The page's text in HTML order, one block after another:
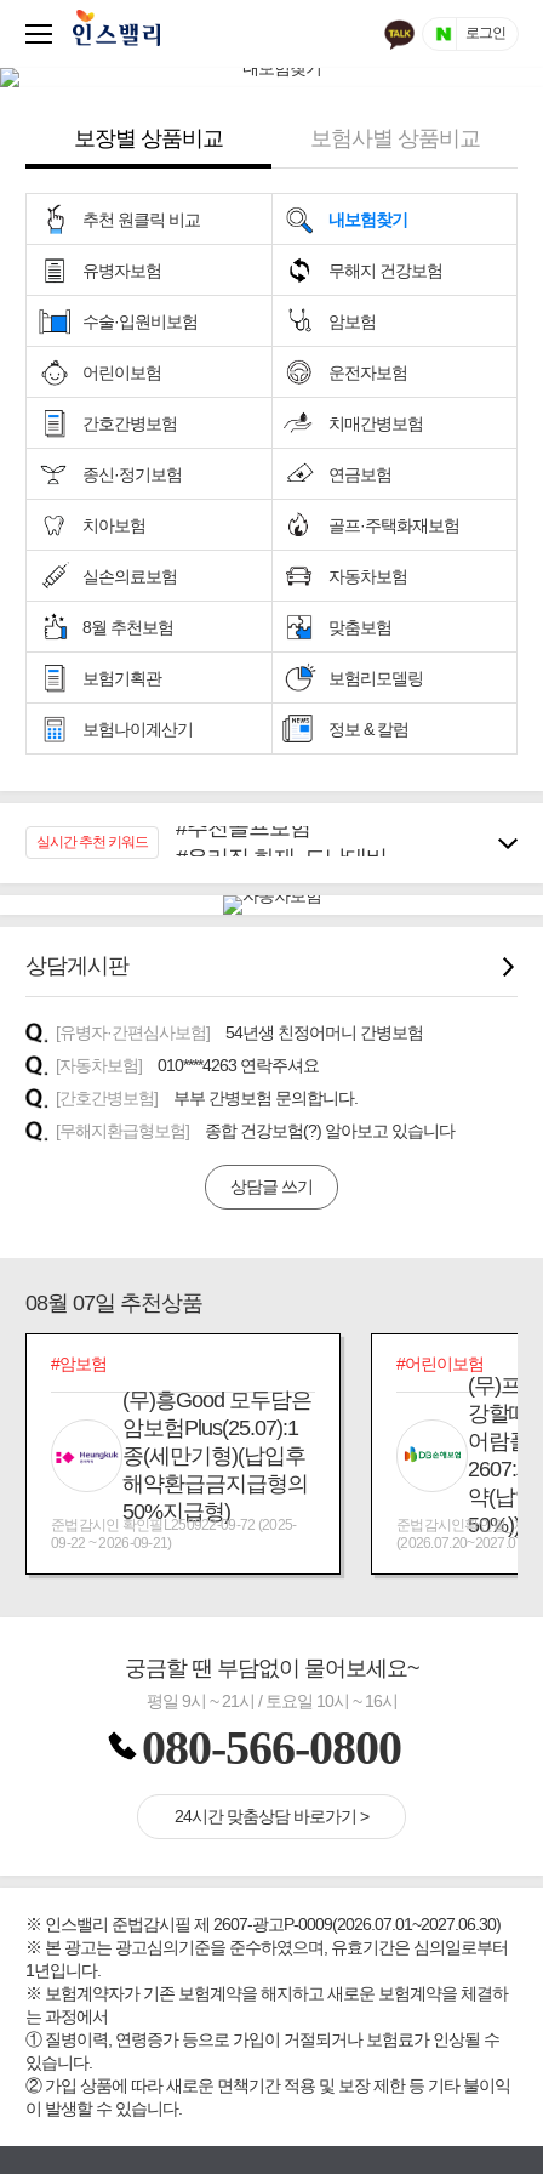
로그인
보장별 상품비교 보험사별 상품비교
추천 원클릭 비교 내보험찾기
유병자보험 무해지 건강보험
수술·입원비보험 암보험
어린이보험 운전자보험
간호간병보험 치매간병보험
종신·정기보험 연금보험
치아보험 골프·주택화재보험
실손의료보험 자동차보험
8월 추천보험 맞춤보험
보험기획관 보험리모델링
보험나이계산기 정보 & 칼럼
실시간 추천 키워드
#우리집 화재, 도난대비
#임플란트, 치아치료보장
#무해지 건강보험
#바뀌기전에 4세대 가입
상담게시판
[유병자·간편심사보험]
54년생 친정어머니 간병보험
[자동차보험]
010****4263 연락주셔요
[간호간병보험]
부부 간병보험 문의합니다.
[무해지환급형보험]
종합 건강보험(?) 알아보고 있습니다
상담글 쓰기
08월 07일 추천상품
#암보험
(무)흥Good 모두담은
암보험Plus(25.07):1
종(세만기형)(납입후
해약환급금지급형의
50%지급형)
준법감시인 확인필L250922-09-72 (2025-
09-22 ~ 2026-09-21)
#어린이보험
(무)프
강할때
어람플
2607:
약(납입
50%))
준법감시인확인필_제
궁금할 땐 부담없이 물어보세요~
평일 9시 ~ 21시 / 토요일 10시 ~ 16시
080-566-0800
24시간 맞춤상담 바로가기 >
※ 인스밸리 준법감시필 제 2607-광고P-0009(2026.07.01~2027.06.30)
※ 본 광고는 광고심의기준을 준수하였으며, 유효기간은 심의일로부터
1년입니다.
※ 보험계약자가 기존 보험계약을 해지하고 새로운 보험계약을 체결하
는 과정에서
① 질병이력, 연령증가 등으로 가입이 거절되거나 보험료가 인상될 수
있습니다.
② 가입 상품에 따라 새로운 면책기간 적용 및 보장 제한 등 기타 불이익
이 발생할 수 있습니다.